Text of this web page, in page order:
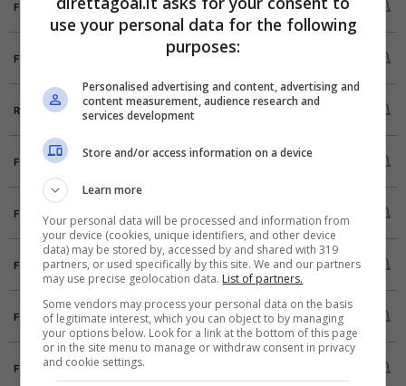
FT
FT
Lokomotiv Mosca
RNV
Grazer AK
0
Paksi SE
FT
Spartak Trnava
3
FT
Notts County
1
FT
Sporting CP
4
Celtic
FT
NEC Nijmegen
3
V-Varen Nagasaki
1
FT
LASK
Fenerbahce
2
use your personal data for the following
purposes:
Personalised advertising and content, advertising and
content measurement, audience research and
services development
Store and/or access information on a device
Learn more
Your personal data will be processed and information from
your device (cookies, unique identifiers, and other device
data) may be stored by, accessed by and shared with 319
partners, or used specifically by this site. We and our partners
may use precise geolocation data. List of partners.
Some vendors may process your personal data on the basis
of legitimate interest, which you can object to by managing
your options below. Look for a link at the bottom of this page
or in the site menu to manage or withdraw consent in privacy
and cookie settings.